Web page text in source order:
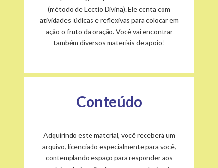
(método de Lectio Divina). Ele conta com
atividades lúdicas e reflexivas para colocar em
ação o fruto da oração. Você vai encontrar
também diversos materiais de apoio!
Conteúdo
Adquirindo este material, você receberá um
arquivo, licenciado especialmente para você,
contemplando espaço para responder aos